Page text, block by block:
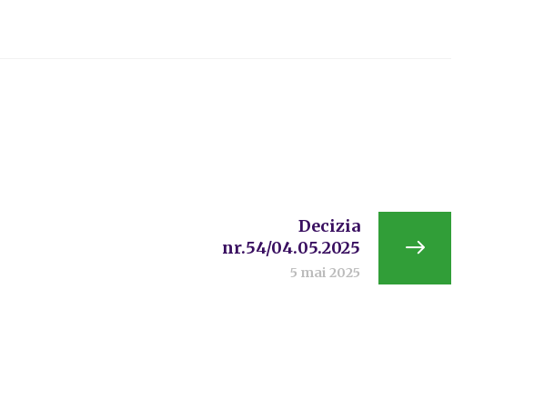
Decizia
nr.54/04.05.2025
5 mai 2025